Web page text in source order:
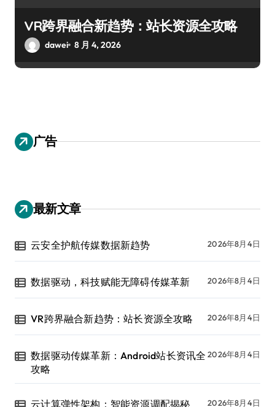
VR跨界融合新趋势：站长资源全攻略
dawei 8 月 4, 2026
广告
最新文章
云安全护航传媒数据新趋势 2026年8月4日
数据驱动，科技赋能无障碍传媒革新 2026年8月4日
VR跨界融合新趋势：站长资源全攻略 2026年8月4日
数据驱动传媒革新：Android站长资讯全
攻略
2026年8月4日
云计算弹性架构：智能资源调配揭秘 2026年8月4日